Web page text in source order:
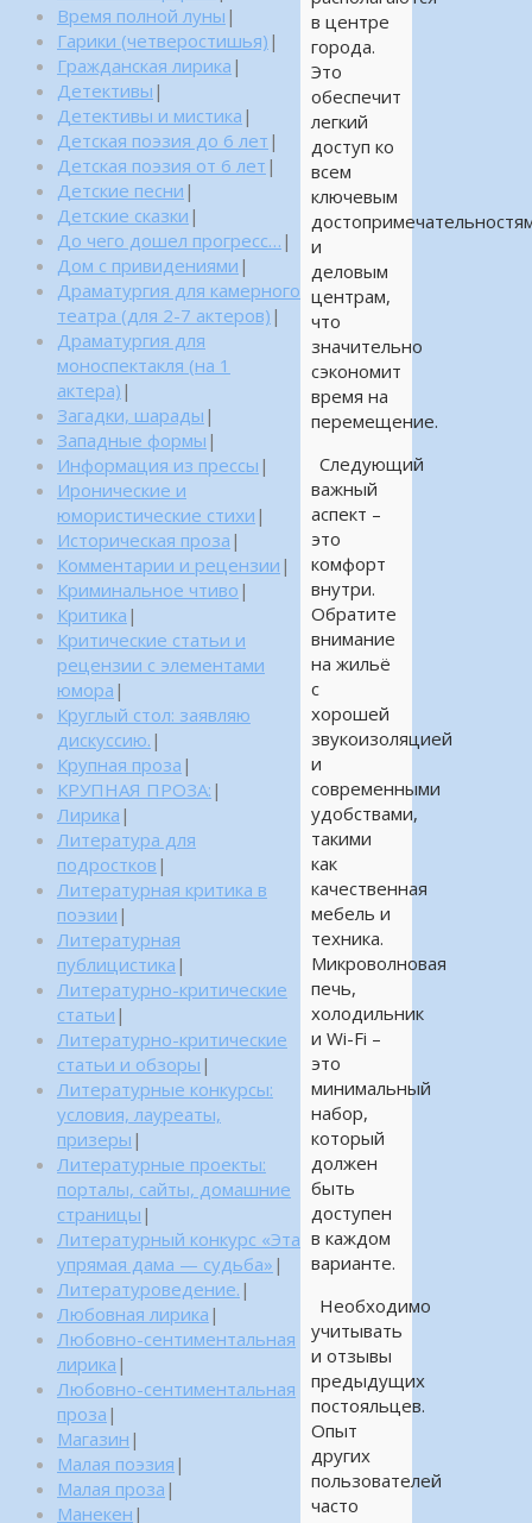
в центре
города.
Это
обеспечит
легкий
доступ ко
всем
ключевым
и
деловым
центрам,
что
значительно
сэкономит
время на
перемещение.
Следующий
важный
аспект –
это
комфорт
внутри.
Обратите
внимание
на жильё
с
хорошей
звукоизоляцией
и
современными
удобствами,
такими
как
качественная
мебель и
техника.
Микроволновая
печь,
холодильник
и Wi-Fi –
это
минимальный
набор,
который
должен
быть
доступен
в каждом
варианте.
Необходимо
учитывать
и отзывы
предыдущих
постояльцев.
Опыт
других
пользователей
часто
Время полной луны |
Гарики (четверостишья) |
Гражданская лирика |
Детективы |
Детективы и мистика |
Детская поэзия до 6 лет |
Детская поэзия от 6 лет |
Детские песни |
Детские сказки |
До чего дошел прогресс… |
Дом с привидениями |
Драматургия для камерного
театра (для 2-7 актеров) |
Драматургия для
моноспектакля (на 1
актера) |
Загадки, шарады |
Западные формы |
Информация из прессы |
Иронические и
юмористические стихи |
Историческая проза |
Комментарии и рецензии |
Криминальное чтиво |
Критика |
Критические статьи и
рецензии с элементами
юмора |
Круглый стол: заявляю
дискуссию. |
Крупная проза |
КРУПНАЯ ПРОЗА: |
Лирика |
Литература для
подростков |
Литературная критика в
поэзии |
Литературная
публицистика |
Литературно-критические
статьи |
Литературно-критические
статьи и обзоры |
Литературные конкурсы:
условия, лауреаты,
призеры |
Литературные проекты:
порталы, сайты, домашние
страницы |
Литературный конкурс «Эта
упрямая дама — судьба» |
Литературоведение. |
Любовная лирика |
Любовно-сентиментальная
лирика |
Любовно-сентиментальная
проза |
Магазин |
Малая поэзия |
Малая проза |
Манекен |